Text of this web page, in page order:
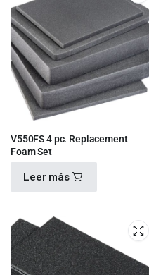
V550FS 4 pc. Replacement
Foam Set
Leer más